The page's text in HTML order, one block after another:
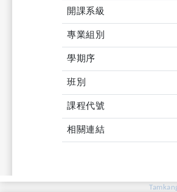
開課系級
專業組別
學期序
班別
課程代號
相關連結